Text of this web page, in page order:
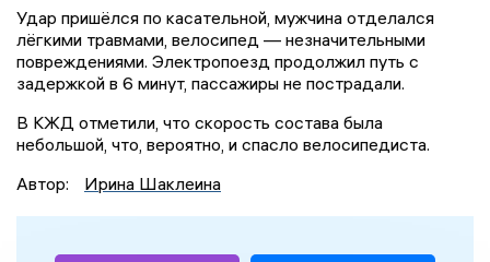
Удар пришёлся по касательной, мужчина отделался
лёгкими травмами, велосипед — незначительными
повреждениями. Электропоезд продолжил путь с
задержкой в 6 минут, пассажиры не пострадали.
В КЖД отметили, что скорость состава была
небольшой, что, вероятно, и спасло велосипедиста.
Автор:
Ирина Шаклеина